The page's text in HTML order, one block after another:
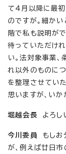
て4月以降に最
のですが。細か
階で私も説明が
待っていただけ
い。法対象事業
れ以外のものに
を整理させてい
思いますが、いか
堀越会長 よろし
今川委員 もしお
が、例えば廿日